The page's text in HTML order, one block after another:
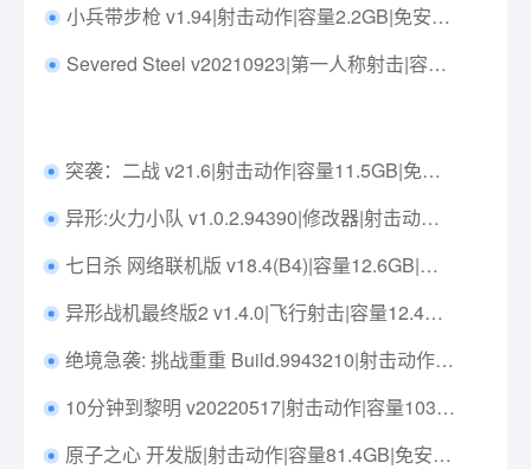
小兵带步枪 v1.94|射击动作|容量2.2GB|免安装绿色中文版|支持键盘.鼠标
Severed Steel v20210923|第一人称射击|容量3.9GB|免安装绿色中文版|支持键盘.鼠标.手柄
突袭：二战 v21.6|射击动作|容量11.5GB|免安装绿色中文版|支持键盘.鼠标
异形:火力小队 v1.0.2.94390|修改器|射击动作|容量34GB|免安装绿色中文版|支持键盘.鼠标.手柄
七日杀 网络联机版 v18.4(B4)|容量12.6GB|官方简体中文|内置250格大背包125格负重MODs|支持键盘.鼠标.手柄|赠网络联机教程
异形战机最终版2 v1.4.0|飞行射击|容量12.4GB|免安装绿色中文版|支持键盘.鼠标.手柄
绝境急袭: 挑战重重 Build.9943210|射击动作|容量6.2GB|免安装绿色中文版|支持键盘.鼠标.手柄
10分钟到黎明 v20220517|射击动作|容量103MB|免安装绿色中文版|支持键盘.鼠标.手柄|
原子之心 开发版|射击动作|容量81.4GB|免安装绿色中文版|支持键盘.鼠标.手柄